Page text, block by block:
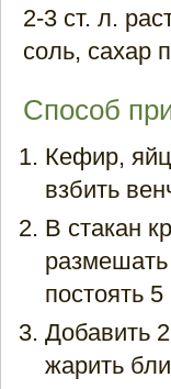
2-3 ст. л.
соль, сахар
Способ
Кефир,
взбить
В стакан
постоять
Добавить
жарить